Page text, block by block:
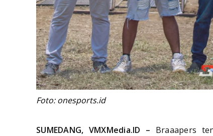
Foto: onesports.id
SUMEDANG, VMXMedia.ID – Braaapers